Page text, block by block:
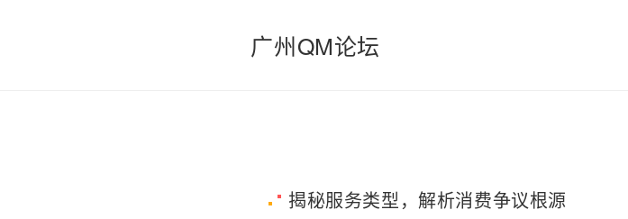
广州QM论坛
揭秘服务类型，解析消费争议根源